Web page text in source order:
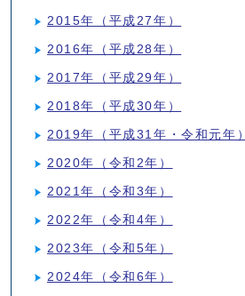
2015年（平成27年）
2016年（平成28年）
2017年（平成29年）
2018年（平成30年）
2019年（平成31年・令和元年）
2020年（令和2年）
2021年（令和3年）
2022年（令和4年）
2023年（令和5年）
2024年（令和6年）